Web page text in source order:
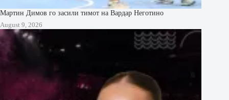
Мартин Димов го засили тимот на Вардар Неготино
August 9, 2026